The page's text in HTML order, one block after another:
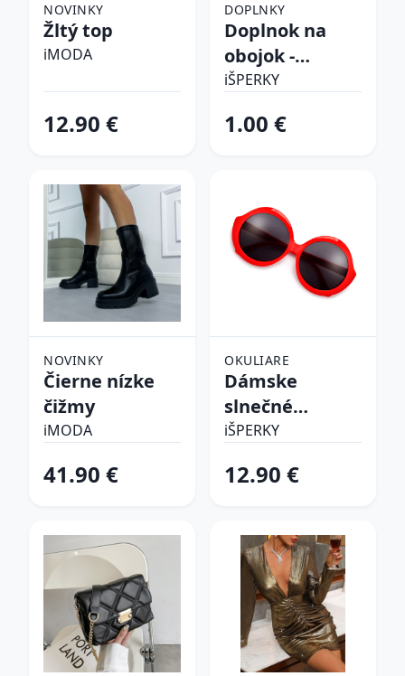
NOVINKY
Žltý top
iMODA
12.90 €
DOPLNKY
Doplnok na
obojok -
Štvorlístok
iŠPERKY
1.00 €
NOVINKY
Čierne nízke
čižmy
iMODA
41.90 €
OKULIARE
Dámske
slnečné
okuliare
iŠPERKY
12.90 €